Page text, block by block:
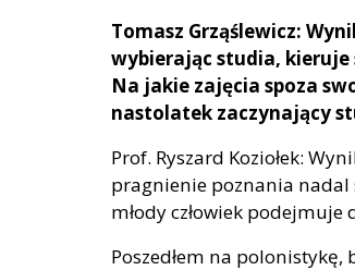
Tomasz Grząślewicz:
wybierając studia,
Na jakie zajęcia spoza
nastolatek zaczynający
Prof. Ryszard Koziołek:
pragnienie poznania nadal
młody człowiek podejmuje
Poszedłem na